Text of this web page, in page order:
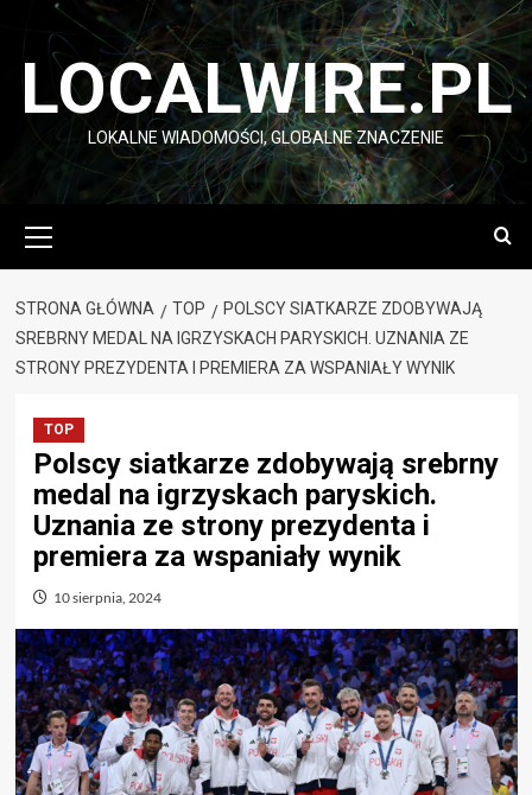
Przejdź
LOCALWIRE.PL
LOKALNE WIADOMOŚCI, GLOBALNE ZNACZENIE
główne
STRONA GŁÓWNA TOP
POLSCY SIATKARZE ZDOBYWAJĄ
SREBRNY MEDAL NA IGRZYSKACH PARYSKICH. UZNANIA ZE
STRONY PREZYDENTA I PREMIERA ZA WSPANIAŁY WYNIK
TOP
Polscy siatkarze zdobywają srebrny
medal na igrzyskach paryskich.
Uznania ze strony prezydenta i
premiera za wspaniały wynik
10 sierpnia, 2024